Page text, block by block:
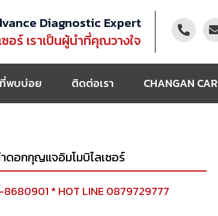
Diagnostic Expert
อร์ เราเป็นผู้นำที่คุณวางใจ
พบบ่อย ติดต่อเรา CHANGAN CAR
ดอกกุญแจอิมโมบิไลเซอร์
8680901 * HOT LINE 0879729777